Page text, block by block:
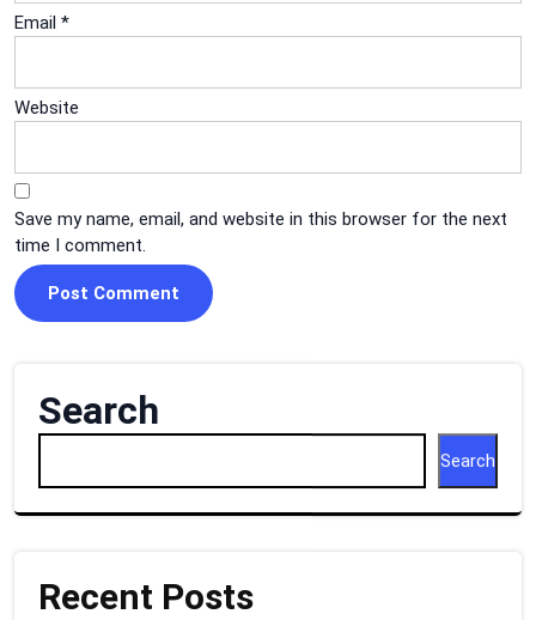
Email *
Website
Save my name, email, and website in this browser for the next
time I comment.
Search
Search
Recent Posts